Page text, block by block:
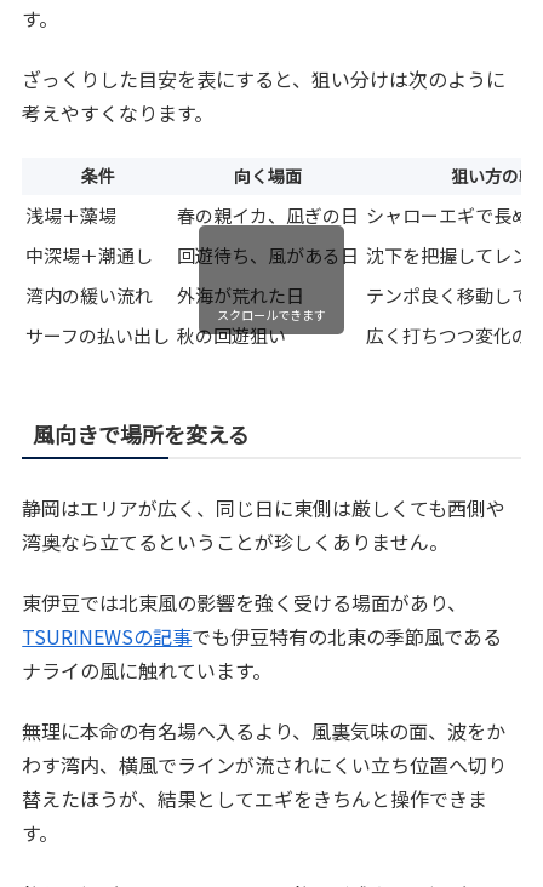
す。
ざっくりした目安を表にすると、狙い分けは次のように
考えやすくなります。
条件 向く場面 狙い方の軸
浅場＋藻場 春の親イカ、凪ぎの日 シャローエギで長め
中深場＋潮通し
回遊待ち、風がある日 沈下を把握してレン
湾内の緩い流れ
外海が荒れた日
テンポ良く移動して
サーフの払い出し 秋の回遊狙い 広く打ちつつ変化の
スクロールできます
風向きで場所を変える
静岡はエリアが広く、同じ日に東側は厳しくても西側や
湾奥なら立てるということが珍しくありません。
東伊豆では北東風の影響を強く受ける場面があり、
TSURINEWSの記事でも伊豆特有の北東の季節風である
ナライの風に触れています。
無理に本命の有名場へ入るより、風裏気味の面、波をか
わす湾内、横風でラインが流されにくい立ち位置へ切り
替えたほうが、結果としてエギをきちんと操作できま
す。